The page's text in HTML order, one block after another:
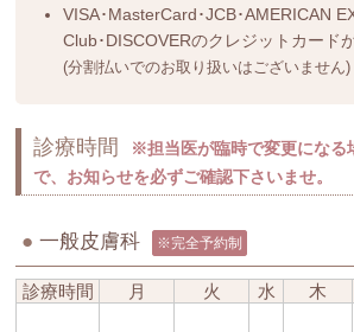
VISA･MasterCard･JCB･AMERICAN
Club･DISCOVERのクレジットカード
(分割払いでのお取り扱いはございません)
診療時間
※担当医が臨時で変更になる
で、お知らせを必ずご確認下さいませ。
● 一般皮膚科 ※完全予約制
診療時間 月 火 水 木